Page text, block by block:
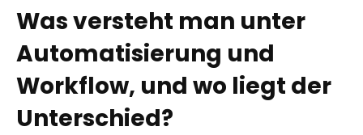
Was versteht man unter
Automatisierung und
Workflow, und wo liegt der
Unterschied?